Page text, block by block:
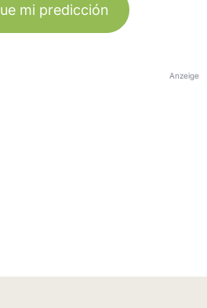
mi predicción
Anzeige